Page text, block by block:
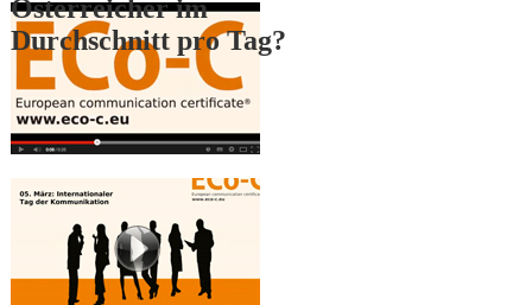
Österreicher im
Durchschnitt pro Tag?
3